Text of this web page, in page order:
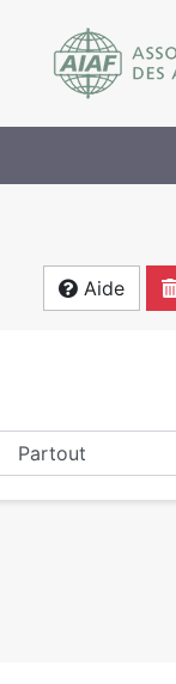
Aide
Chercher dans...